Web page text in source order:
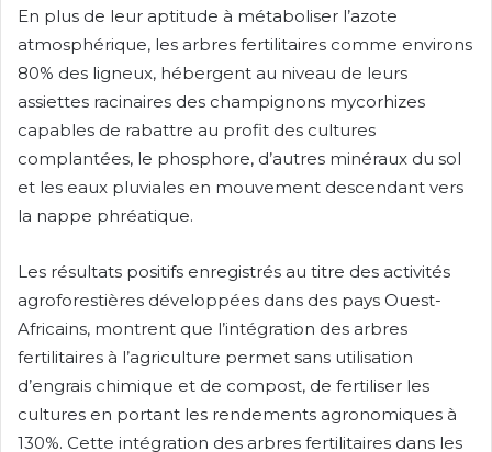
En plus de leur aptitude à métaboliser l’azote
atmosphérique, les arbres fertilitaires comme environs
80% des ligneux, hébergent au niveau de leurs
assiettes racinaires des champignons mycorhizes
capables de rabattre au profit des cultures
complantées, le phosphore, d’autres minéraux du sol
et les eaux pluviales en mouvement descendant vers
la nappe phréatique.
Les résultats positifs enregistrés au titre des activités
agroforestières développées dans des pays Ouest-
Africains, montrent que l’intégration des arbres
fertilitaires à l’agriculture permet sans utilisation
d’engrais chimique et de compost, de fertiliser les
cultures en portant les rendements agronomiques à
130%. Cette intégration des arbres fertilitaires dans les